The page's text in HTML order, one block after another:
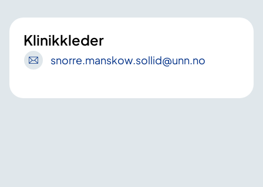
Klinikkleder
snorre.manskow.sollid@unn.no